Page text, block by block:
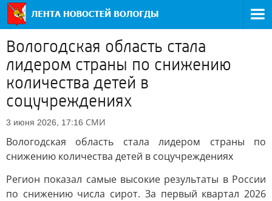
Вологодская область стала
лидером страны по снижению
количества детей в
соцучреждениях
3 июня 2026, 17:16 СМИ
Вологодская область стала лидером страны по
снижению количества детей в соцучреждениях
Регион показал самые высокие результаты в России
по снижению числа сирот. За первый квартал 2026